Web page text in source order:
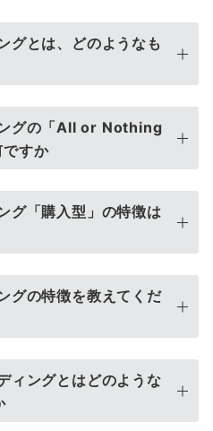
グとは、どのようなも
グの「All or Nothing
すか
グ「購入型」の特徴は
グの特徴を教えてくだ
ィングとはどのような